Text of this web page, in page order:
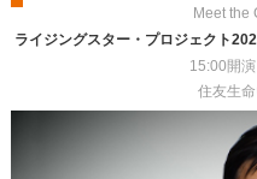
Meet the
ライジングスター・プロジェクト
15:00開演
住友生